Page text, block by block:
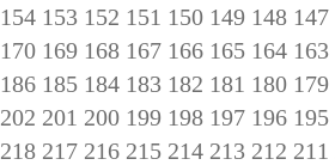
147
148
149
150
151
152
153
154
163
164
165
166
167
168
169
170
179
180
181
182
183
184
185
186
195
196
197
198
199
200
201
202
211
212
213
214
215
216
217
218